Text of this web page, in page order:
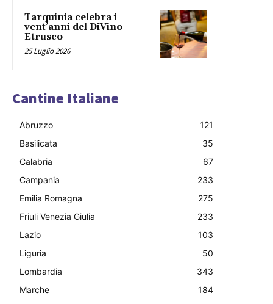
Tarquinia celebra i
vent’anni del DiVino
Etrusco
25 Luglio 2026
Cantine Italiane
Abruzzo
121
Basilicata
35
Calabria
67
Campania
233
Emilia Romagna
275
Friuli Venezia Giulia
233
Lazio
103
Liguria
50
Lombardia
343
Marche
184